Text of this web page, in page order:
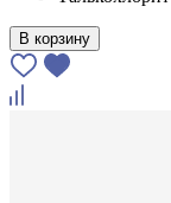
В корзину